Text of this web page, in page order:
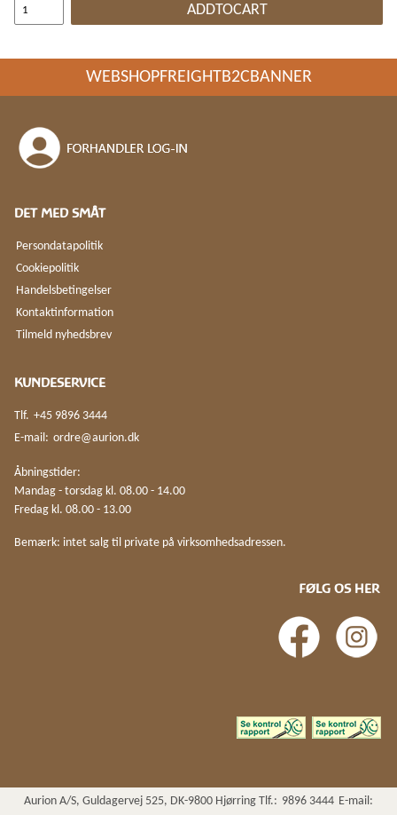
ADDTOCART
WEBSHOPFREIGHTB2CBANNER
DET MED SMÅT
Persondatapolitik
Cookiepolitik
Handelsbetingelser
Kontaktinformation
Tilmeld nyhedsbrev
KUNDESERVICE
Tlf. +45 9896 3444
E-mail: ordre@aurion.dk
Åbningstider:
Mandag - torsdag kl. 08.00 - 14.00
Fredag kl. 08.00 - 13.00
Bemærk: intet salg til private på virksomhedsadressen.
FØLG OS HER
Aurion A/S, Guldagervej 525, DK-9800 Hjørring Tlf.: 9896 3444 E-mail: